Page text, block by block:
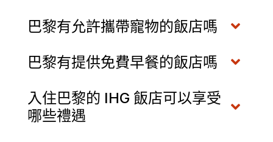
巴黎有允許攜帶寵物的飯店嗎
巴黎有提供免費早餐的飯店嗎
入住巴黎的 IHG 飯店可以享受
哪些禮遇